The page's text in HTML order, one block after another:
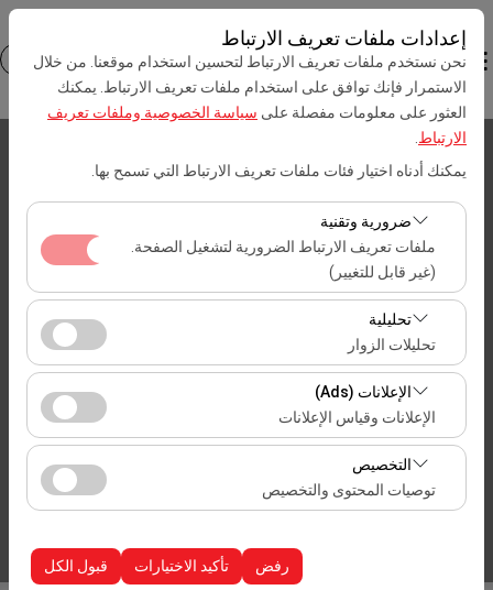
إعدادات ملفات تعريف الارتباط
نحن نستخدم ملفات تعريف الارتباط لتحسين استخدام موقعنا. من خلال
الاستمرار فإنك توافق على استخدام ملفات تعريف الارتباط. يمكنك
العثور على معلومات مفصلة على سياسة الخصوصية وملفات تعريف
الارتباط
يمكنك أدناه اختيار فئات ملفات تعريف الارتباط التي تسمح بها.
ضرورية وتقنية
ملفات تعريف الارتباط الضرورية لتشغيل الصفحة.
(غير قابل للتغيير)
تعد ملفات تعريف الارتباط هذه ضرورية لعمل الموقع بشكل
صحيح، والأمان، وإدارة الجلسات، والوظائف الأساسية. لا يمكن
تعطيلها.
تحليلية
تحليلات الزوار
تتيح لنا ملفات تعريف الارتباط هذه تحليل كيفية استخدام موقعنا
(عدد الزوار، الصفحات الأكثر زيارة، سلوك المستخدمين).
تُستخدم هذه البيانات لقياس أداء الموقع وتحسين تجربة
المستخدم بشكل مستمر.
الإعلانات (Ads)
الإعلانات وقياس الإعلانات
تتيح لنا ملفات تعريف الارتباط هذه عرض إعلانات مخصصة
تتناسب مع اهتماماتك وقياس فعالية حملاتنا الإعلانية (عدد مرات
الظهور، معدل النقر).
التخصيص
توصيات المحتوى والتخصيص
تجربتك على المنصة من خلال حفظ إعدادات واجهة المستخدم،
وتفضيلات اللغة، والإعدادات الأخرى.
رفض تأكيد الاختيارات قبول الكل
بيك اب الموقع
İstanbul مطار صبيحة كوكجن (SAW)
تحديد موقع مختلف الانزال
تاريخ الالتقاط والوقت
09:00
تاريخ العودة والوقت